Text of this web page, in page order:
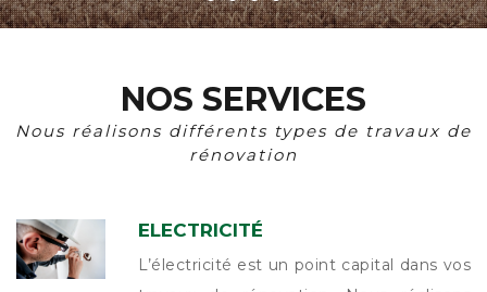
NOS SERVICES
Nous réalisons différents types de travaux de
rénovation
ELECTRICITÉ
L’électricité est un point capital dans vos